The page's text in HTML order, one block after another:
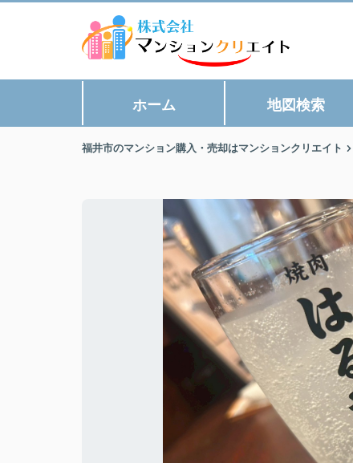
ホーム 地図検索
福井市のマンション購入・売却はマンションクリエイト